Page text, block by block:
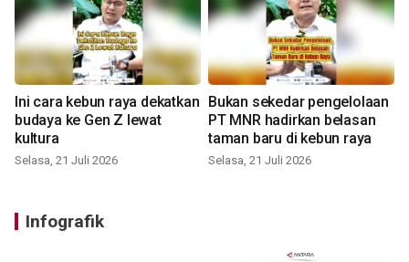
Ini cara kebun raya dekatkan
budaya ke Gen Z lewat
kultura
Selasa, 21 Juli 2026
Bukan sekedar pengelolaan
PT MNR hadirkan belasan
taman baru di kebun raya
Selasa, 21 Juli 2026
Infografik